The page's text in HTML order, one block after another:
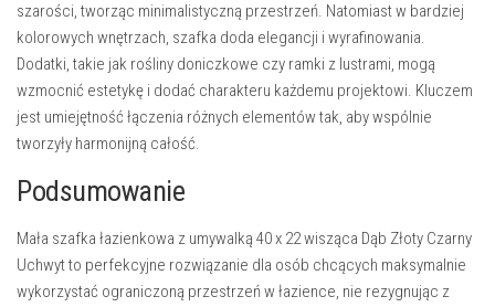
szarości, tworząc minimalistyczną przestrzeń. Natomiast w bardziej
kolorowych wnętrzach, szafka doda elegancji i wyrafinowania.
Dodatki, takie jak rośliny doniczkowe czy ramki z lustrami, mogą
wzmocnić estetykę i dodać charakteru każdemu projektowi. Kluczem
jest umiejętność łączenia różnych elementów tak, aby wspólnie
tworzyły harmonijną całość.
Podsumowanie
Mała szafka łazienkowa z umywalką 40 x 22 wisząca Dąb Złoty Czarny
Uchwyt to perfekcyjne rozwiązanie dla osób chcących maksymalnie
wykorzystać ograniczoną przestrzeń w łazience, nie rezygnując z